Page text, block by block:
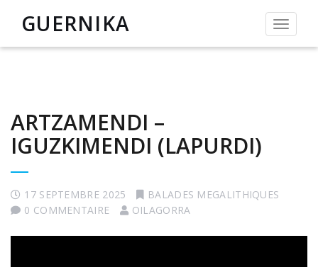
GUERNIKA
ARTZAMENDI –
IGUZKIMENDI (LAPURDI)
17 SEPTEMBRE 2025
BALADES MEGALITHIQUES
0 COMMENTAIRE
OILAGORRA